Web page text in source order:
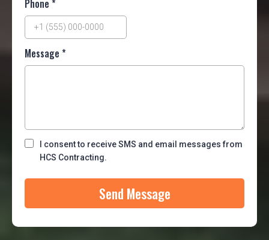
Phone *
Message *
I consent to receive SMS and email messages from
HCS Contracting.
Send Message